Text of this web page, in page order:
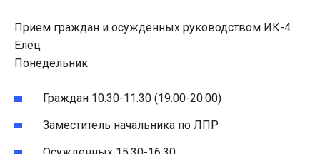
Прием граждан и осужденных руководством ИК-4
Елец
Понедельник
Граждан 10.30-11.30 (19.00-20.00)
Заместитель начальника по ЛПР